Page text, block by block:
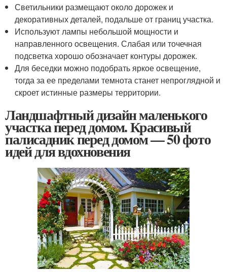
Светильники размещают около дорожек и
декоративных деталей, подальше от границ участка.
Используют лампы небольшой мощности и
направленного освещения. Слабая или точечная
подсветка хорошо обозначает контуры дорожек.
Для беседки можно подобрать яркое освещение,
тогда за ее пределами темнота станет непроглядной и
скроет истинные размеры территории.
Ландшафтный дизайн маленького
участка перед домом. Красивый
палисадник перед домом — 50 фото
идей для вдохновения